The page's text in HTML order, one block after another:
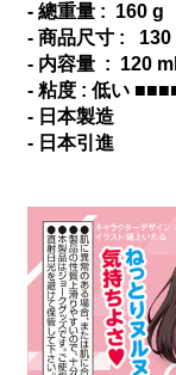
- 總重量 : 160 g
- 商品尺寸 : 130
- 内容量 : 120 ml
- 粘度 : 低い
- 日本製造
- 日本引進